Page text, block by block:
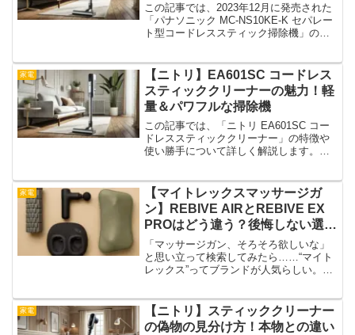
この記事では、2023年12月に発売された
「パナソニック MC-NS10KE-K セパレー
ト型コードレススティック掃除機」の魅
は、日常の掃除を快適に変えるための革
新的な...
家電
【ニトリ】EA601SC コードレス
スティッククリーナーの魅力！軽
量＆パワフルな掃除機
この記事では、「ニトリ EA601SC コー
ドレススティッククリーナー」の特徴や
使い勝手について詳しく解説します。コ
機。実際にどんな魅力があるのか、詳し
く見ていきましょ...
家電
【マイトレックスマッサージガ
ン】REBIVE AIRとREBIVE EX
PROはどう違う？後悔しない選び
方のポイント
「マッサージガン、そろそろ欲しいな」
と思い立って検索してみたら……“マイト
レックス”ってブランドが人気らしい。で
似てるし、重さと値段くらいの差でし
ょ...
家電
【ニトリ】スティッククリーナー
の偽物の見分け方！本物との違い